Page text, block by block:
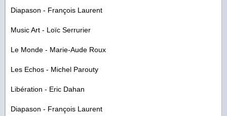
Diapason - François Laurent
Music Art - Loïc Serrurier
Le Monde - Marie-Aude Roux
Les Echos - Michel Parouty
Libération - Eric Dahan
Diapason - François Laurent